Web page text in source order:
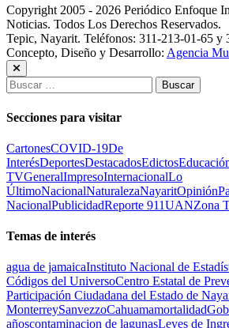
Copyright 2005 - 2026 Periódico Enfoque
Noticias. Todos Los Derechos Reservados.
Tepic, Nayarit. Teléfonos: 311-213-01-65 y
Concepto, Diseño y Desarrollo: Agencia
Buscar:
Secciones para visitar
CartonesCOVID-19De
InterésDeportesDestacadosEdictos
TVGeneralImpresoInternacionalLo
ÚltimoNacionalNaturalezaNayaritOpinión
NacionalPublicidadReporte 911UANZona
Temas de interés
agua de jamaicaInstituto Nacional de
Códigos del UniversoCentro Estatal de
Participación Ciudadana del Estado de
MonterreySanvezzoCahuamamortalidad
añoscontaminacion de lagunasLeyes de